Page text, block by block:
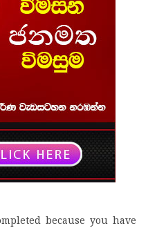
because you have